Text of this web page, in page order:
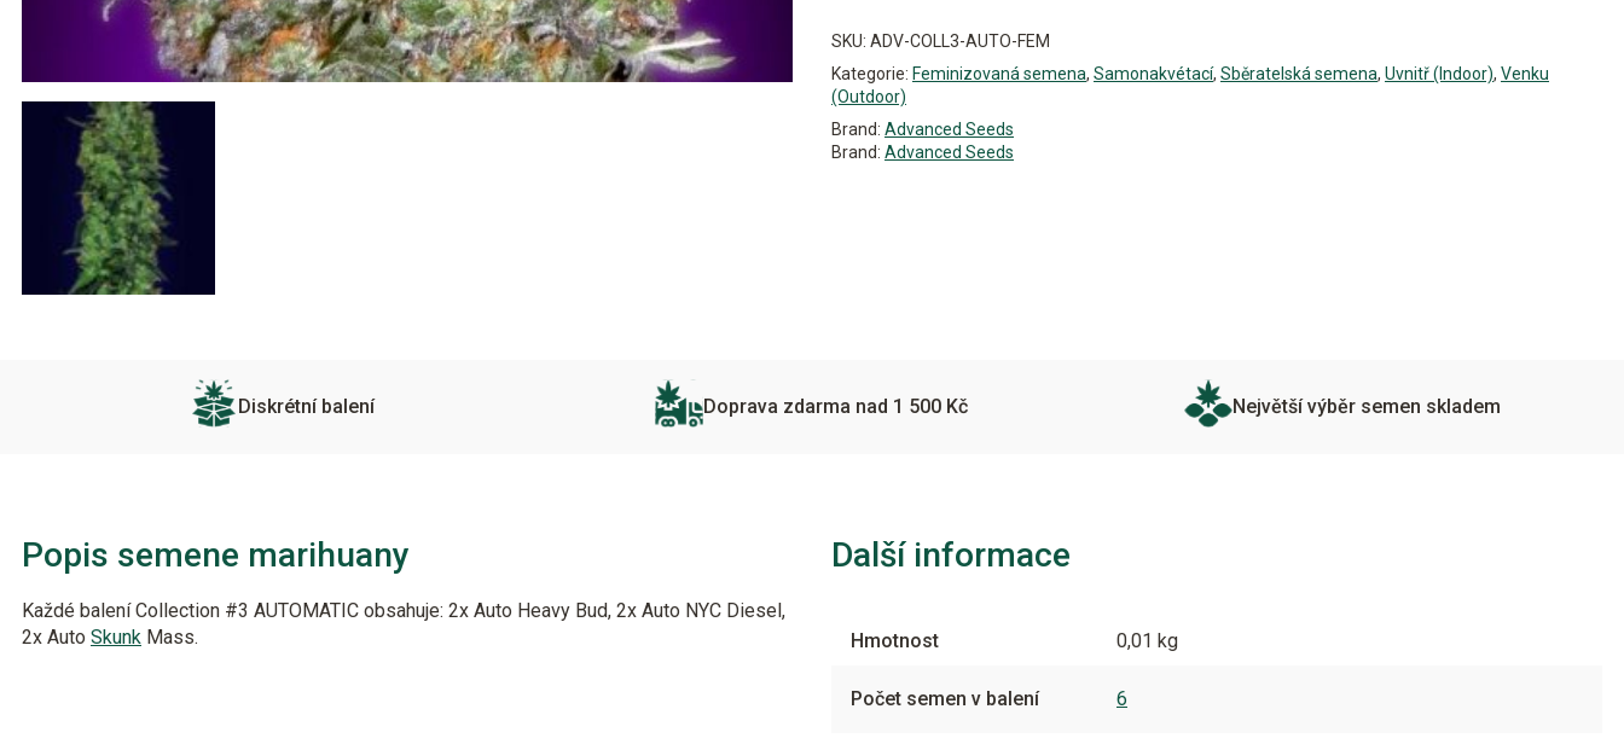
SKU: ADV-COLL3-AUTO-FEM
Kategorie: Feminizovaná semena, Samonakvétací, Sběratelská semena, Uvnitř (Indoor), Venku
(Outdoor)
Brand: Advanced Seeds
Brand: Advanced Seeds
Diskrétní balení Doprava zdarma nad 1 500 Kč Největší výběr semen skladem
Popis semene marihuany
Každé balení Collection #3 AUTOMATIC obsahuje: 2x Auto Heavy Bud, 2x Auto NYC Diesel,
2x Auto Skunk Mass.
Další informace
Hmotnost 0,01 kg
Počet semen v balení 6